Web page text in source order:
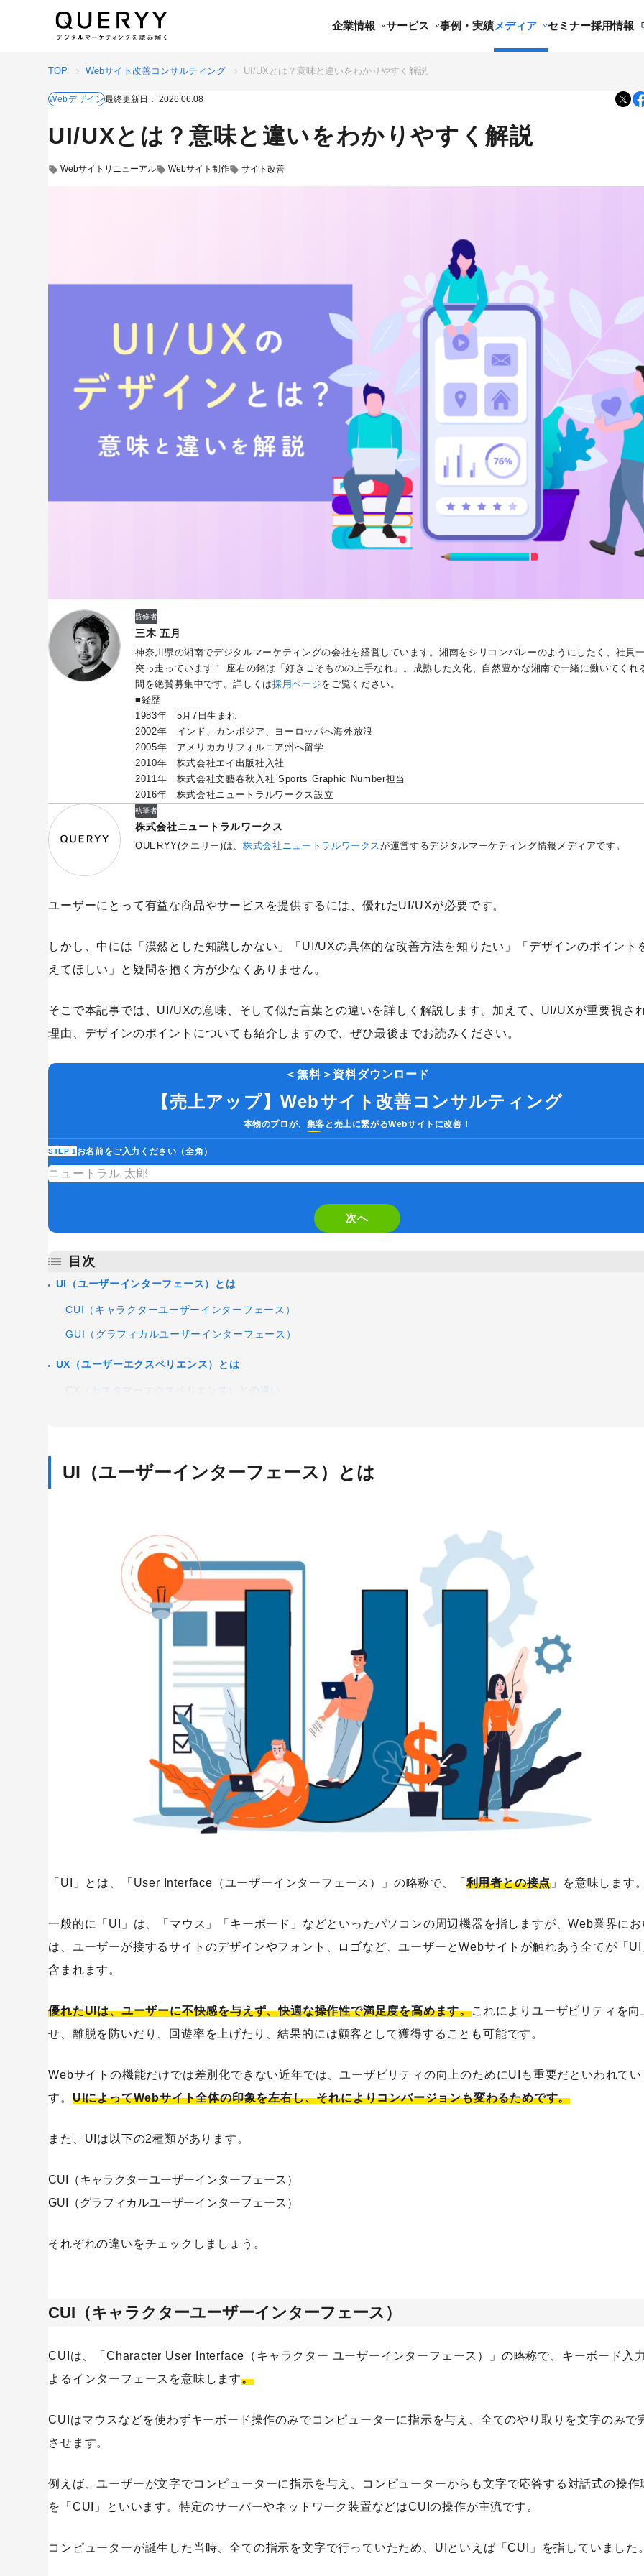
企業情報 サービス 事例・実績メディア セミナー採用情報
検索する
人気のキーワード
Googleアナリティクス HubSpot MEO Shopify
Webサイトリニューアル
Webマーケティングツール インフルエンサーマーケTips
コンテンツマーケティング
サイト改善 ディスプレイ広告 フレームワーク
リンクビルディング
調査レポート
TOP Webサイト改善コンサルティング UI/UXとは？意味と違いをわかりやすく解説
Webデザイン最終更新日： 2026.06.08
UI/UXとは？意味と違いをわかりやすく解説
Webサイトリニューアル Webサイト制作 サイト改善
監修者
三木 五月
神奈川県の湘南でデジタルマーケティングの会社を経営しています。湘南をシリコンバレーのようにしたく、社員
突っ走っています！ 座右の銘は「好きこそものの上手なれ」。成熟した文化、自然豊かな湘南で一緒に働いてくれ
間を絶賛募集中です。詳しくは採用ページをご覧ください。
■経歴
1983年 5月7日生まれ
2002年 インド、カンボジア、ヨーロッパへ海外放浪
2005年 アメリカカリフォルニア州へ留学
2010年 株式会社エイ出版社入社
2011年 株式会社文藝春秋入社 Sports Graphic Number担当
2016年 株式会社ニュートラルワークス設立
執筆者
株式会社ニュートラルワークス
QUERYY(クエリー)は、株式会社ニュートラルワークスが運営するデジタルマーケティング情報メディアです。
ユーザーにとって有益な商品やサービスを提供するには、優れたUI/UXが必要です。
しかし、中には「漠然とした知識しかない」「UI/UXの具体的な改善方法を知りたい」「デザインのポイント
えてほしい」と疑問を抱く方が少なくありません。
そこで本記事では、UI/UXの意味、そして似た言葉との違いを詳しく解説します。加えて、UI/UXが重要視さ
理由、デザインのポイントについても紹介しますので、ぜひ最後までお読みください。
＜無料＞資料ダウンロード
【売上アップ】Webサイト改善コンサルティング
本物のプロが、集客と売上に繋がるWebサイトに改善！
STEP 1 お名前をご入力ください（全角）
are
次へ
目次
UI（ユーザーインターフェース）とは
CUI（キャラクターユーザーインターフェース）
GUI（グラフィカルユーザーインターフェース）
UX（ユーザーエクスペリエンス）とは
CX（カスタマーエクスペリエンス）との違い
UIは操作のデザイン
UI/UXが重要視される理由
中小企業の躍進
CX（カスタマーエクスペリエンス）の注目
UI/UXをデザインする際のポイント
人気のサービスのUIを分析する
デザインの原則を意識する
情報過多にならないようシンプルに整理する
ユーザー分析やペルソナ作成を行う
ユーザー視点でデザインする
PCやスマートフォンなどデバイスごとにUIを考案する
優れたUI/UXによる成功事例
ZOZOTOWN
Google
任天堂
ユーザー視点のUI/UXのデザインを取り入れたサイト制作を
UI（ユーザーインターフェース）とは
「UI」とは、「User Interface（ユーザーインターフェース）」の略称で、「 利用者との接点 」を意味します。
一般的に「UI」は、「マウス」「キーボード」などといったパソコンの周辺機器を指しますが、Web業界にお
は、ユーザーが接するサイトのデザインやフォント、ロゴなど、ユーザーとWebサイトが触れあう全てが「UI
含まれます。
優れたUIは、ユーザーに不快感を与えず、快適な操作性で満足度を高めます。これによりユーザビリティを向
せ、離脱を防いだり、回遊率を上げたり、結果的には顧客として獲得することも可能です。
Webサイトの機能だけでは差別化できない近年では、ユーザビリティの向上のためにUIも重要だといわれてい
す。 UIによってWebサイト全体の印象を左右し、それによりコンバージョンも変わるためです。
また、UIは以下の2種類があります。
CUI（キャラクターユーザーインターフェース）
GUI（グラフィカルユーザーインターフェース）
それぞれの違いをチェックしましょう。
CUI（キャラクターユーザーインターフェース）
CUIは、「Character User Interface（キャラクター ユーザーインターフェース）」の略称で、キーボード入
よるインターフェースを意味します。
CUIはマウスなどを使わずキーボード操作のみでコンピューターに指示を与え、全てのやり取りを文字のみで
させます。
例えば、ユーザーが文字でコンピューターに指示を与え、コンピューターからも文字で応答する対話式の操作
を「CUI」といいます。特定のサーバーやネットワーク装置などはCUIの操作が主流です。
コンピューターが誕生した当時、全ての指示を文字で行っていたため、UIといえば「CUI」を指していました。